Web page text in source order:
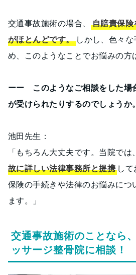
交通事故施術の場合、
自賠責保
がほとんどです。 しかし、色々
め、このようなことでお悩みの方
ーー このようなご相談をした場
が受けられたりするのでしょうか。
池田先生：
「もちろん大丈夫です。当院では、
故に詳しい法律事務所と提携 して
保険の手続きや法律のお悩みにつ
ます。」
交通事故施術のことなら
ッサージ整骨院に相談！